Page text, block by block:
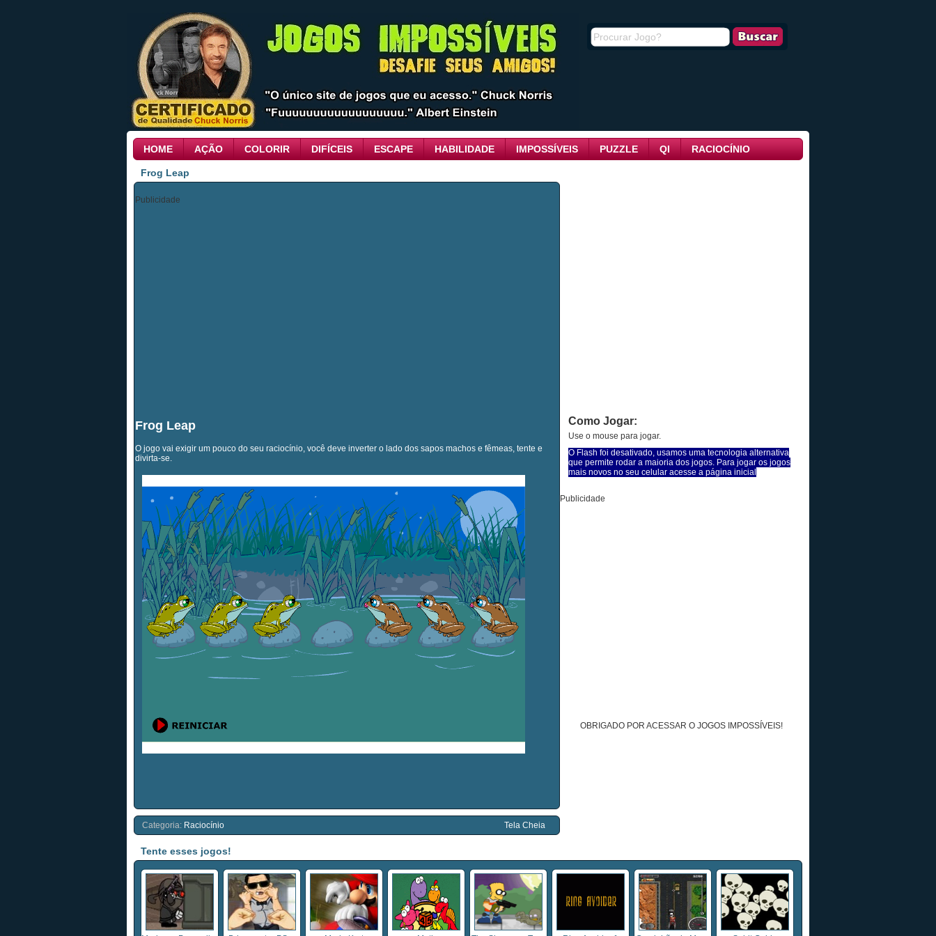
HOME AÇÃO COLORIR DIFÍCEIS ESCAPE HABILIDADE IMPOSSÍVEIS PUZZLE QI RACIOCÍNIO
Frog Leap
Publicidade
Frog Leap
O jogo vai exigir um pouco do seu raciocínio, você deve inverter o lado dos sapos machos e fêmeas, tente e
divirta-se.
Categoria: Raciocínio Tela Cheia
Como Jogar:
Use o mouse para jogar.
O Flash foi desativado, usamos uma tecnologia alternativa
que permite rodar a maioria dos jogos. Para jogar os jogos
mais novos no seu celular acesse a página inicial
Publicidade
OBRIGADO POR ACESSAR O JOGOS IMPOSSÍVEIS!
Tente esses jogos!